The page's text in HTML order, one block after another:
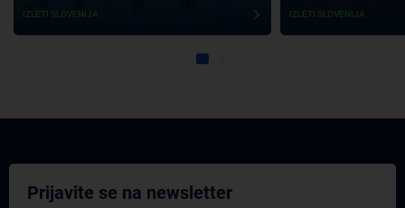
IZLETI SLOVENIJA IZLETI SLOVENIJA
Prijavite se na newsletter